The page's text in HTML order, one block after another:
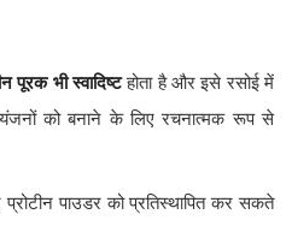
पूरक भी स्वादिष्टहोता है और इसे रसोई में
को बनाने के लिए रचनात्मक रूप से
पाउडर को प्रतिस्थापित कर सकते